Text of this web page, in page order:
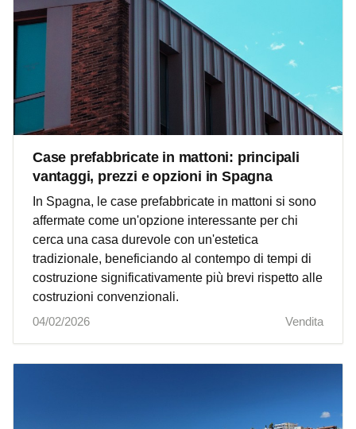
Case prefabbricate in mattoni: principali
vantaggi, prezzi e opzioni in Spagna
In Spagna, le case prefabbricate in mattoni si sono
affermate come un'opzione interessante per chi
cerca una casa durevole con un'estetica
tradizionale, beneficiando al contempo di tempi di
costruzione significativamente più brevi rispetto alle
costruzioni convenzionali.
04/02/2026
Vendita